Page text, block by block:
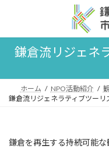
ン
ー
鎌倉流リジェネ
ホーム NPO活動紹介
鎌倉流リジェネラティブツーリ
鎌倉を再生する持続可能な